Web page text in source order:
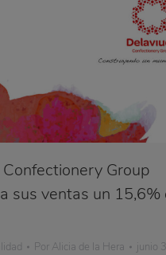
Group
sus ventas un 15,6%
Por Alicia de la Hera junio